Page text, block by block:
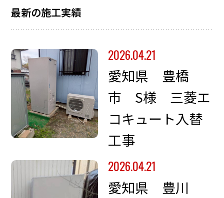
最新の施工実績
2026.04.21
愛知県 豊橋
市 S様 三菱エ
コキュート入替
工事
2026.04.21
愛知県 豊川